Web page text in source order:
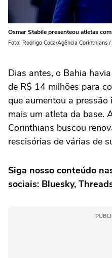
Osmar Stabile presenteou atletas
Foto: Rodrigo Coca/Agência Corinthians /
Dias antes, o Bahia
de R$ 14 milhões para
que aumentou a
mais um atleta da base.
Corinthians buscou
rescisórias de várias de
Siga nosso conteúdo
sociais: Bluesky,